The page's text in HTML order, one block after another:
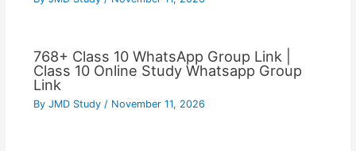
768+ Class 10 WhatsApp Group Link |
Class 10 Online Study Whatsapp Group
Link
By JMD Study / November 11, 2026